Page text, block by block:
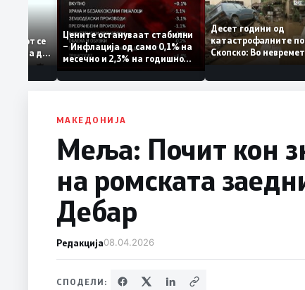
–
се
која нема да
Цените остануваат стабилни
– Инфлација од само 0,1% на
месечно и 2,3% на годишно
ниво
Десет години од
Скопско: Во
МАКЕДОНИЈА
Меља: Почит кон
на ромската
Дебар
Редакција08.04.2026
СПОДЕЛИ: